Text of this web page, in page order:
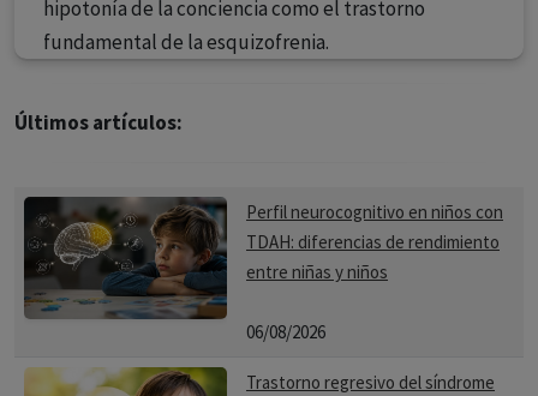
hipotonía de la conciencia como el trastorno
fundamental de la esquizofrenia.
Últimos artículos:
Perfil neurocognitivo en niños con
TDAH: diferencias de rendimiento
entre niñas y niños
06/08/2026
Trastorno regresivo del síndrome